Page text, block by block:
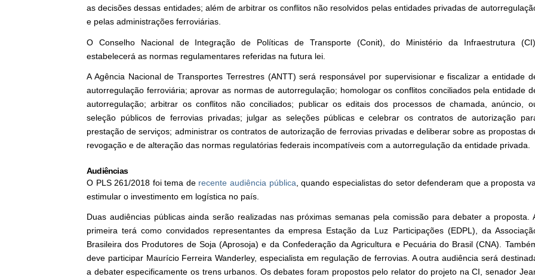
as decisões dessas entidades; além de arbitrar os conflitos não resolvidos pelas entidades privadas de
e pelas administrações ferroviárias.
O Conselho Nacional de Integração de Políticas de Transporte (Conit), do Ministério da Infraestrutura (CI),
estabelecerá as normas regulamentares referidas na futura lei.
A Agência Nacional de Transportes Terrestres (ANTT) será responsável por supervisionar e fiscalizar a entidade
autorregulação ferroviária; aprovar as normas de autorregulação; homologar os conflitos conciliados pela entidade
autorregulação; arbitrar os conflitos não conciliados; publicar os editais dos processos de chamada, anúncio,
seleção públicos de ferrovias privadas; julgar as seleções públicas e celebrar os contratos de autorização
prestação de serviços; administrar os contratos de autorização de ferrovias privadas e deliberar sobre as propostas
revogação e de alteração das normas regulatórias federais incompatíveis com a autorregulação da entidade privada.
Audiências
O PLS 261/2018 foi tema derecente audiência pública , quando especialistas do setor defenderam que a proposta
estimular o investimento em logística no país.
Duas audiências públicas ainda serão realizadas nas próximas semanas pela comissão para debater a proposta.
primeira terá como convidados representantes da empresa Estação da Luz Participações (EDPL), da
Brasileira dos Produtores de Soja (Aprosoja) e da Confederação da Agricultura e Pecuária do Brasil (CNA).
deve participar Maurício Ferreira Wanderley, especialista em regulação de ferrovias. A outra audiência será
a debater especificamente os trens urbanos. Os debates foram propostos pelo relator do projeto na CI, senador